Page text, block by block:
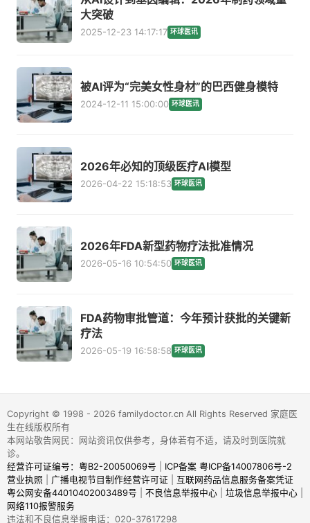
大突破
2025-12-23 14:17:17 环球医讯
被AI评为“完美女性身材”的巴西健身模特
2024-12-11 15:00:00 环球医讯
2026年必知的顶级医疗AI模型
2026-04-22 15:18:53 环球医讯
2026年FDA新型药物疗法批准情况
2026-05-16 10:54:50 环球医讯
FDA药物审批管道：今年预计获批的关键新
疗法
2026-05-19 16:58:58 环球医讯
Copyright © 1998 - 2026 familydoctor.cn All Rights Reserved 家庭医
生在线版权所有
本网站敬告网民：网站资讯仅供参考，身体若有不适，请及时到医院就
诊。
经营许可证编号：粤B2-20050069号
ICP备案 粤ICP备14007806号-2
营业执照
广播电视节目制作经营许可证
互联网药品信息服务备案凭证
粤公网安备44010402003489号
不良信息举报中心| 垃圾信息举报中心|
网络110报警服务
违法和不良信息举报电话：020-37617298